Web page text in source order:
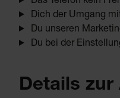
Dich der Umgang
Du unseren
Du bei der
Details zur